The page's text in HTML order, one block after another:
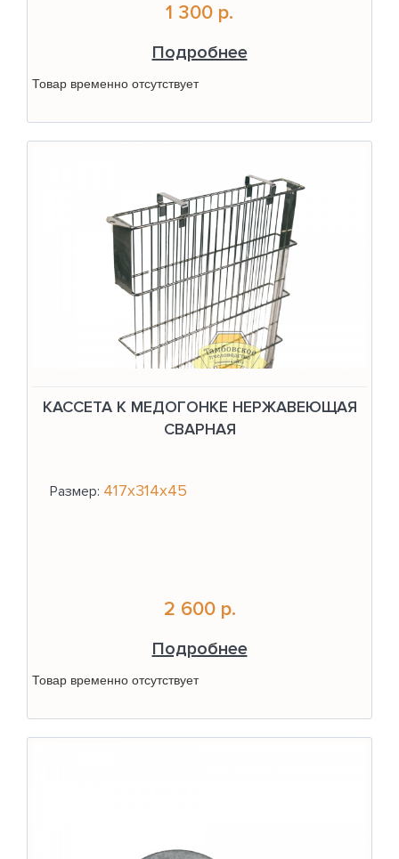
1 300 р.
Подробнее
Товар временно отсутствует
КАССЕТА К МЕДОГОНКЕ НЕРЖАВЕЮЩАЯ
СВАРНАЯ
Размер: 417х314х45
2 600 р.
Подробнее
Товар временно отсутствует